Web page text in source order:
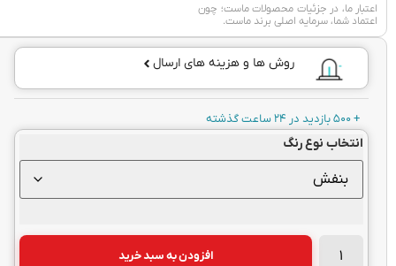
اعتبار ما، در جزئیات محصولات ماست؛ چون
اعتماد شما، سرمایه اصلی برند ماست.
روش ها و هزینه های ارسال
انتخاب نوع رنگ
افزودن به سبد خرید